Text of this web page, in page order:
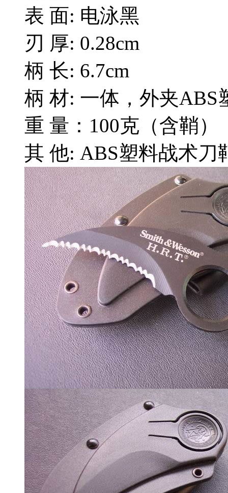
表 面: 电泳黑
刃 厚: 0.28cm
柄 长: 6.7cm
柄 材: 一体，外夹ABS
重 量：100克（含鞘）
其 他: ABS塑料战术刀